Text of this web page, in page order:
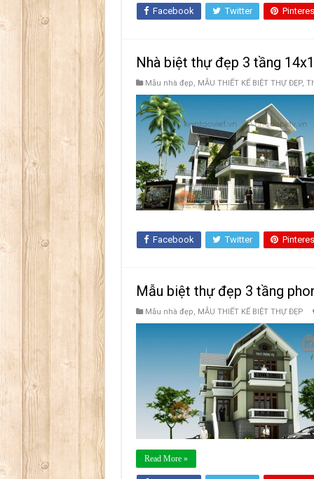
Facebook Twitter
Nhà biệt thự đẹp 3 tầng
Mẫu nhà đẹp, MẪU THIẾT KẾ BIỆT THỰ ĐẸP,
Facebook Twitter
Mẫu biệt thự đẹp 3 tầng
Mẫu nhà đẹp, MẪU THIẾT KẾ BIỆT THỰ ĐẸP
Read More »